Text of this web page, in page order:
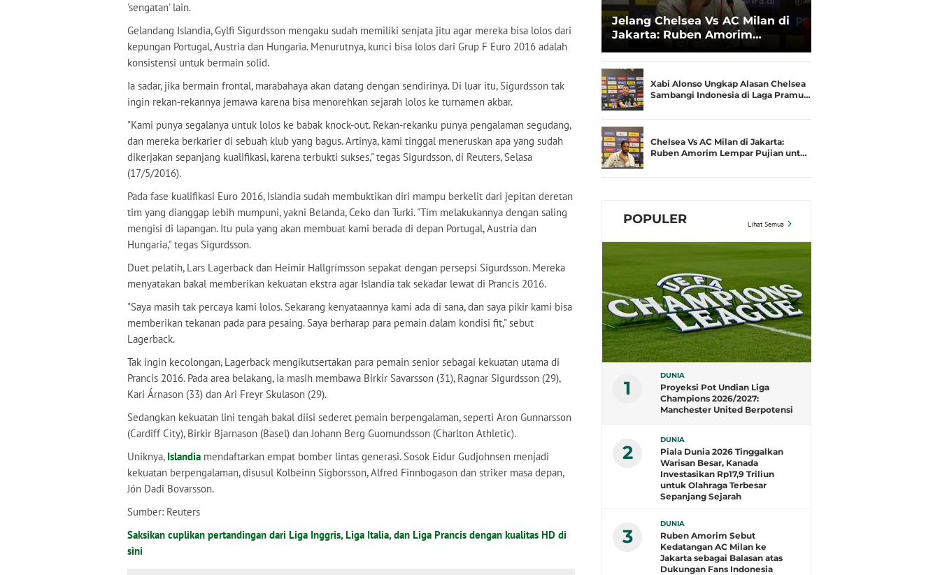
'sengatan' lain.
Gelandang Islandia, Gylfi Sigurdsson mengaku sudah memiliki senjata jitu agar mereka bisa lolos dari
kepungan Portugal, Austria dan Hungaria. Menurutnya, kunci bisa lolos dari Grup F Euro 2016 adalah
konsistensi untuk bermain solid.
Ia sadar, jika bermain frontal, marabahaya akan datang dengan sendirinya. Di luar itu, Sigurdsson tak
ingin rekan-rekannya jemawa karena bisa menorehkan sejarah lolos ke turnamen akbar.
"Kami punya segalanya untuk lolos ke babak knock-out. Rekan-rekanku punya pengalaman segudang,
dan mereka berkarier di sebuah klub yang bagus. Artinya, kami tinggal meneruskan apa yang sudah
dikerjakan sepanjang kualifikasi, karena terbukti sukses," tegas Sigurdsson, di Reuters, Selasa
(17/5/2016).
Pada fase kualifikasi Euro 2016, Islandia sudah membuktikan diri mampu berkelit dari jepitan deretan
tim yang dianggap lebih mumpuni, yakni Belanda, Ceko dan Turki. "Tim melakukannya dengan saling
mengisi di lapangan. Itu pula yang akan membuat kami berada di depan Portugal, Austria dan
Hungaria," tegas Sigurdsson.
Duet pelatih, Lars Lagerback dan Heimir Hallgrímsson sepakat dengan persepsi Sigurdsson. Mereka
menyatakan bakal memberikan kekuatan ekstra agar Islandia tak sekadar lewat di Prancis 2016.
"Saya masih tak percaya kami lolos. Sekarang kenyataannya kami ada di sana, dan saya pikir kami bisa
memberikan tekanan pada para pesaing. Saya berharap para pemain dalam kondisi fit," sebut
Lagerback.
Tak ingin kecolongan, Lagerback mengikutsertakan para pemain senior sebagai kekuatan utama di
Prancis 2016. Pada area belakang, ia masih membawa Birkir Savarsson (31), Ragnar Sigurdsson (29),
Kari Árnason (33) dan Ari Freyr Skulason (29).
Sedangkan kekuatan lini tengah bakal diisi sederet pemain berpengalaman, seperti Aron Gunnarsson
(Cardiff City), Birkir Bjarnason (Basel) dan Johann Berg Guomundsson (Charlton Athletic).
Uniknya, Islandia mendaftarkan empat bomber lintas generasi. Sosok Eidur Gudjohnsen menjadi
kekuatan berpengalaman, disusul Kolbeinn Sigborsson, Alfred Finnbogason dan striker masa depan,
Jón Dadi Bovarsson.
Sumber: Reuters
Saksikan cuplikan pertandingan dari Liga Inggris, Liga Italia, dan Liga Prancis dengan kualitas HD di
sini
Jelang Chelsea Vs AC Milan di
Jakarta: Ruben Amorim
Xabi Alonso
Xabi Alonso Ungkap Alasan Chelsea
Sambangi Indonesia di Laga Pramu…
Chelsea Vs AC Milan di Jakarta:
Ruben Amorim Lempar Pujian unt…
POPULER Lihat Semua
1
DUNIA
Proyeksi Pot Undian Liga
Champions 2026/2027:
Manchester United Berpotensi
2
DUNIA
Piala Dunia 2026 Tinggalkan
Warisan Besar, Kanada
Investasikan Rp17,9 Triliun
untuk Olahraga Terbesar
Sepanjang Sejarah
3
DUNIA
Ruben Amorim Sebut
Kedatangan AC Milan ke
Jakarta sebagai Balasan atas
Dukungan Fans Indonesia